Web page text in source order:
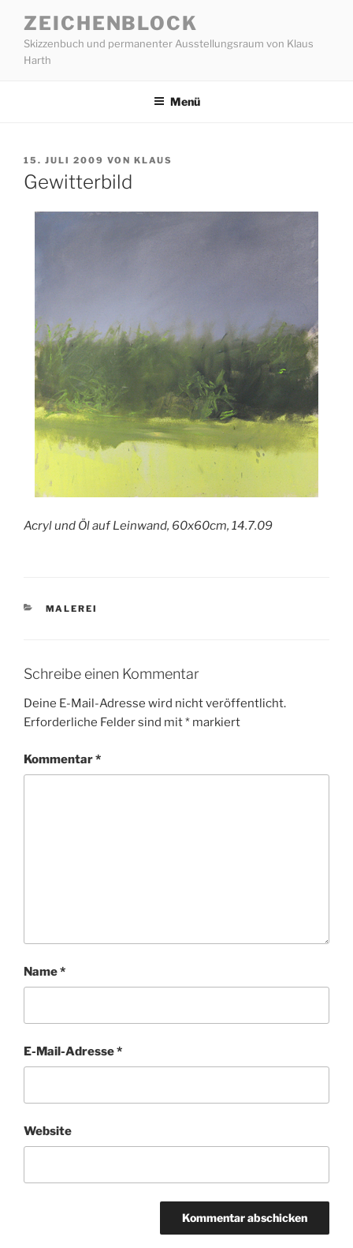
Inhalt
springen
ZEICHENBLOCK
Skizzenbuch und permanenter Ausstellungsraum von Klaus
Harth
Menü
VERÖFFENTLICHT
AM
15. JULI 2009 VON KLAUS
Gewitterbild
Acryl und Öl auf Leinwand, 60x60cm, 14.7.09
KATEGORIEN
MALEREI
Schreibe einen Kommentar
Deine E-Mail-Adresse wird nicht veröffentlicht.
Erforderliche Felder sind mit* markiert
Kommentar*
Name*
E-Mail-Adresse*
Website